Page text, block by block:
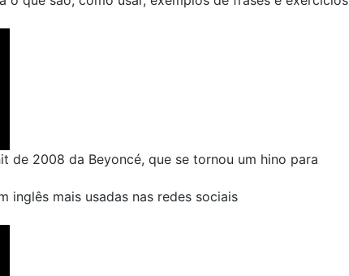
de 2008 da Beyoncé, que se tornou um hino para
inglês mais usadas nas redes sociais